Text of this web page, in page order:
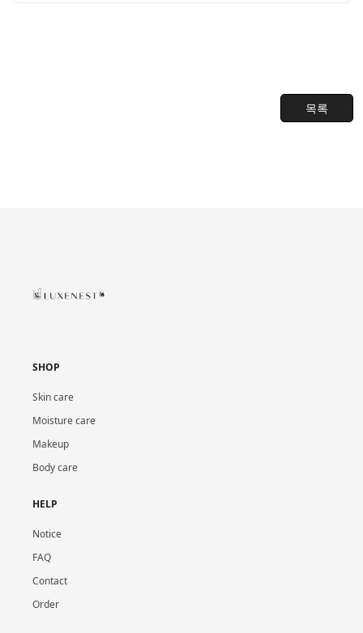
목록
SHOP
Skin care
Moisture care
Makeup
Body care
HELP
Notice
FAQ
Contact
Order